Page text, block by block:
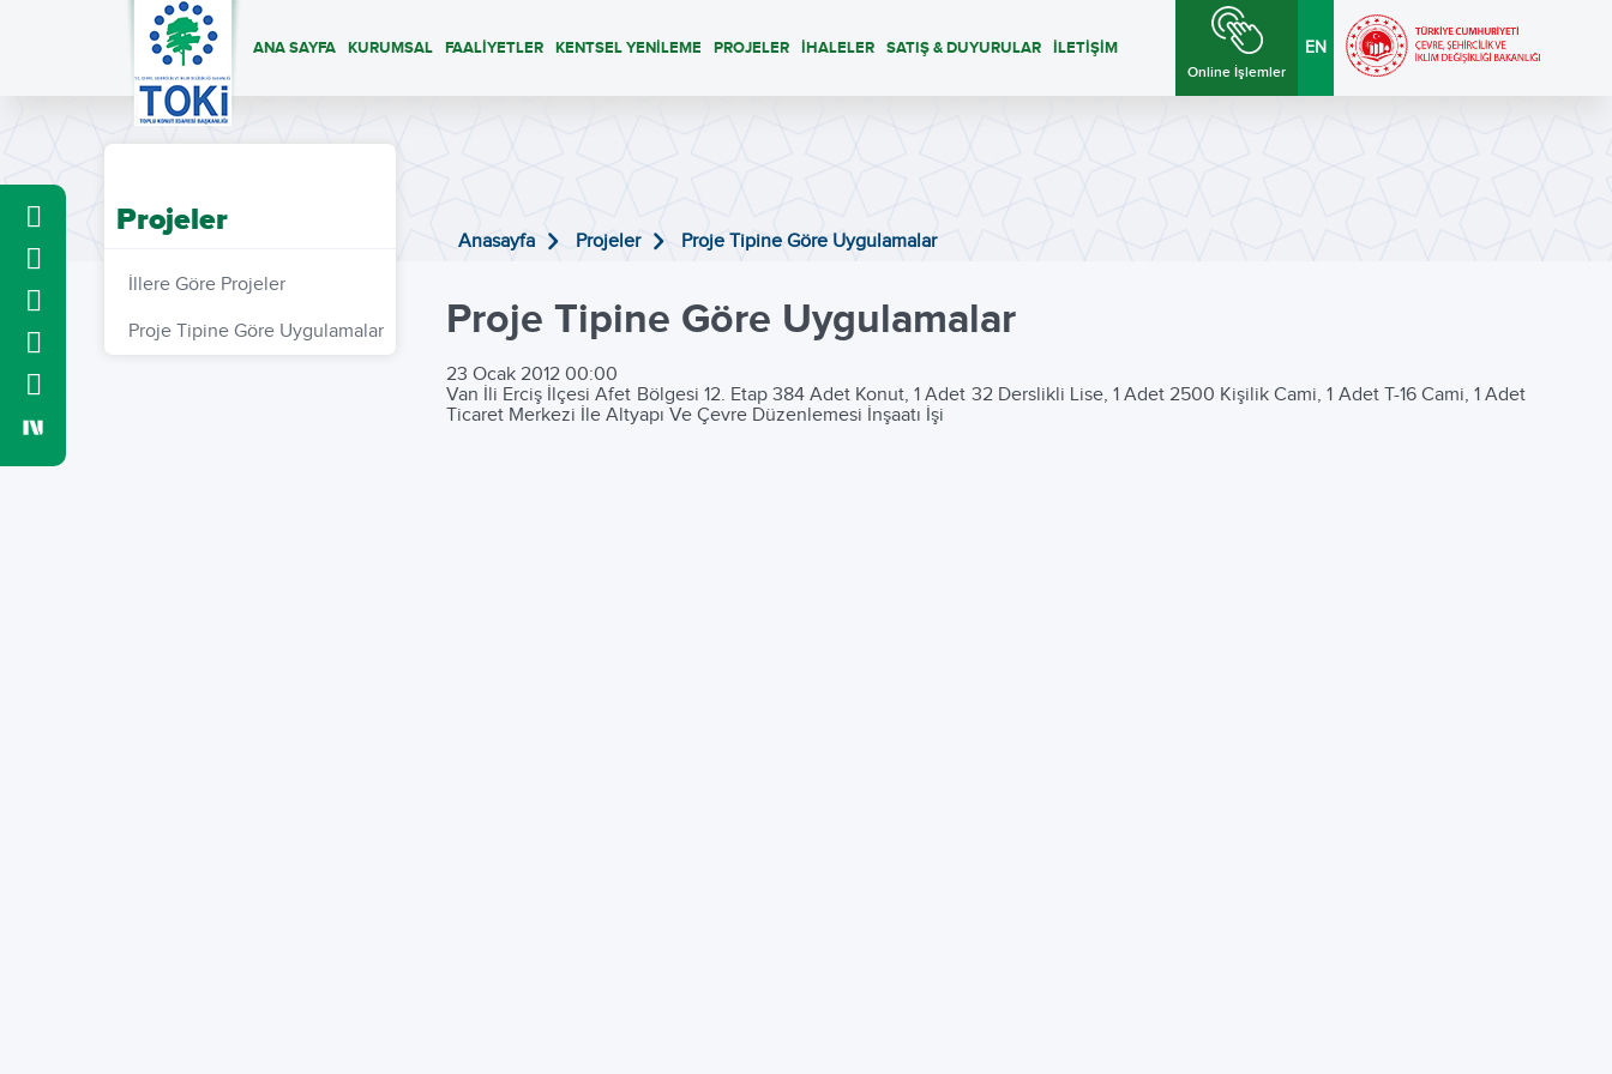
ANA SAYFA KURUMSAL FAALİYETLER KENTSEL YENİLEME PROJELER İHALELER SATIŞ & DUYURULAR İLETİŞİM
Online İşlemler
EN
Projeler
İllere Göre Projeler
Proje Tipine Göre Uygulamalar
Anasayfa Projeler Proje Tipine Göre Uygulamalar
Proje Tipine Göre Uygulamalar
23 Ocak 2012 00:00
Van İli Erciş İlçesi Afet Bölgesi 12. Etap 384 Adet Konut, 1 Adet 32 Derslikli Lise, 1 Adet 2500 Kişilik Cami, 1 Adet T-16 Cami, 1 Adet
Ticaret Merkezi İle Altyapı Ve Çevre Düzenlemesi İnşaatı İşi